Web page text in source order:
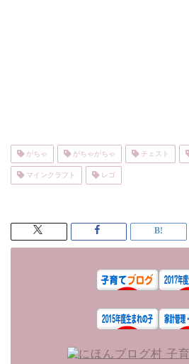
がちゃ がちゃがちゃ チェスト
マインクラフト レゴ